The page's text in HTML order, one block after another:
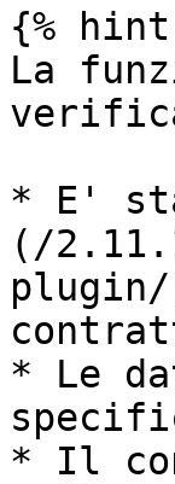
{%
La
* E'
(/
* Le
* Il